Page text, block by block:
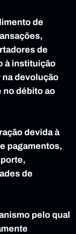
de
de
à instituição
devolução
no débito ao
: Remuneração devida à
pagamentos,
de
pelo qual